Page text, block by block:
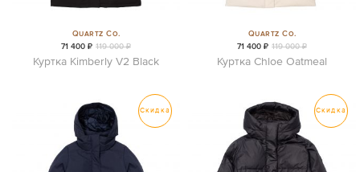
Quartz Co.
71 400 ₽ 119 000 ₽
Куртка Kimberly V2 Black
Quartz Co.
71 400 ₽ 119 000 ₽
Куртка Chloe Oatmeal
Скидка Скидка